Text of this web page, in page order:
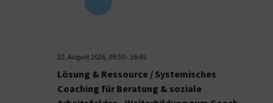
22. August 2026, 09:30- 16:45
Lösung & Ressource / Systemisches
Coaching für Beratung & soziale